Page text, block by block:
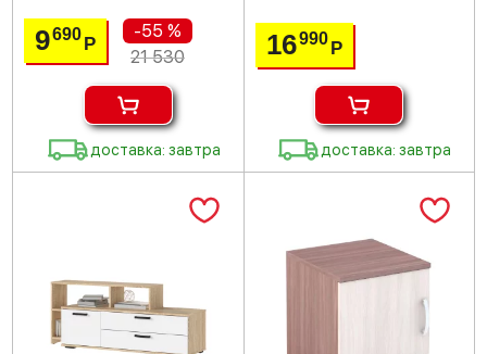
9690Р
-55 %
21 530
доставка: завтра
16990 Р
доставка: завтра